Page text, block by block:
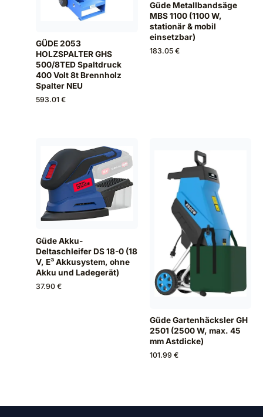
GÜDE 2053
HOLZSPALTER GHS
500/8TED Spaltdruck
400 Volt 8t Brennholz
Spalter NEU
593.01 €
Güde Metallbandsäge
MBS 1100 (1100 W,
stationär & mobil
einsetzbar)
183.05 €
Güde Akku-
Deltaschleifer DS 18-0 (18
V, E³ Akkusystem, ohne
Akku und Ladegerät)
37.90 €
Güde Gartenhäcksler GH
2501 (2500 W, max. 45
mm Astdicke)
101.99 €